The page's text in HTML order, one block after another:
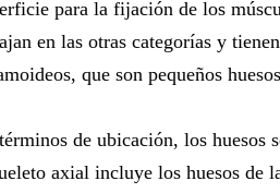
para la fijación de los
en las otras categorías y
que son pequeños
de ubicación, los huesos
axial incluye los huesos de